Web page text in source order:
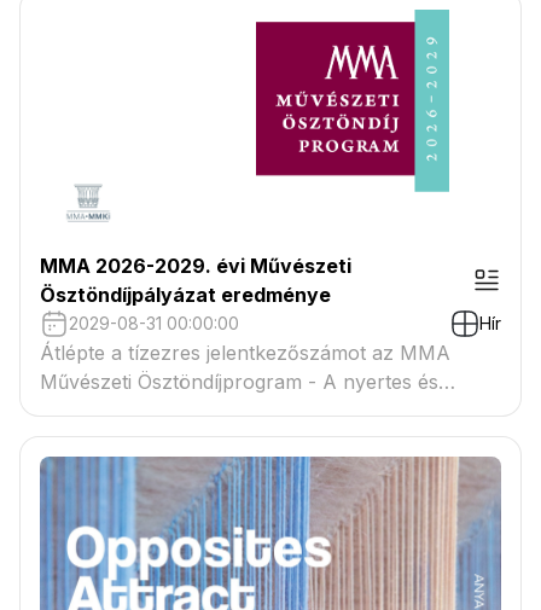
MMA 2026-2029. évi Művészeti
Ösztöndíjpályázat eredménye
2029-08-31 00:00:00 Hír
Átlépte a tízezres jelentkezőszámot az MMA
Művészeti Ösztöndíjprogram - A nyertes és
tartaléklistás pályázók névsora megtekinthető a
csatolmányban